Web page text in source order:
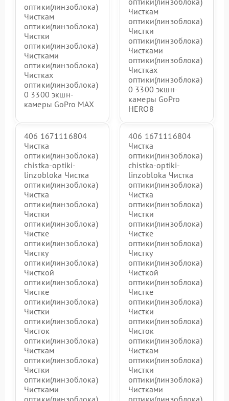
оптики(линзоблока)
Чисткам
оптики(линзоблока)
Чистки
оптики(линзоблока)
Чистками
оптики(линзоблока)
Чистках
оптики(линзоблока)
0 3300 экшн-
камеры GoPro MAX
Чисткам
оптики(линзоблока)
Чистки
оптики(линзоблока)
Чистками
оптики(линзоблока)
Чистках
оптики(линзоблока)
0 3300 экшн-
камеры GoPro
HERO8
406 1671116804
Чистка
оптики(линзоблока)
chistka-optiki-
linzobloka Чистка
оптики(линзоблока)
Чистка
оптики(линзоблока)
Чистки
оптики(линзоблока)
Чистке
оптики(линзоблока)
Чистку
оптики(линзоблока)
Чисткой
оптики(линзоблока)
Чистке
оптики(линзоблока)
Чистки
оптики(линзоблока)
Чисток
оптики(линзоблока)
Чисткам
оптики(линзоблока)
Чистки
оптики(линзоблока)
Чистками
оптики(линзоблока)
406 1671116804
Чистка
оптики(линзоблока)
chistka-optiki-
linzobloka Чистка
оптики(линзоблока)
Чистка
оптики(линзоблока)
Чистки
оптики(линзоблока)
Чистке
оптики(линзоблока)
Чистку
оптики(линзоблока)
Чисткой
оптики(линзоблока)
Чистке
оптики(линзоблока)
Чистки
оптики(линзоблока)
Чисток
оптики(линзоблока)
Чисткам
оптики(линзоблока)
Чистки
оптики(линзоблока)
Чистками
оптики(линзоблока)